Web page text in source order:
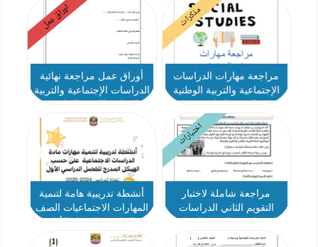
مذكرات
مراجعة مهارات الدراسات
الإجتماعية والتربية الوطنية
اوراق عمل
أوراق عمل مراجعة نهائية
الدراسات الإجتماعية والتربية
اختبارات
مراجعة شاملة لاختبار
التقويم الثاني الدراسات
الصف الخامس
أنشطة تدريبية هامة لتنمية
المهارات الاجتماعيات الصف